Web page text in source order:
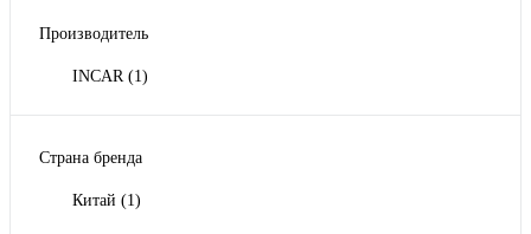
Производитель
INCAR (1)
Страна бренда
Китай (1)